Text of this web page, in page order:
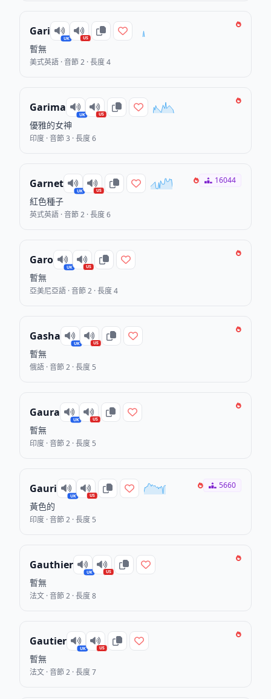
Gari
UK US
暫無
美式英語 · 音節 2 · 長度 4
Garima
UK US
優雅的女神
印度 · 音節 3 · 長度 6
Garnet
UK US
紅色種子
英式英語 · 音節 2 · 長度 6
16044
Garo
UK US
暫無
亞美尼亞語 · 音節 2 · 長度 4
Gasha
UK US
暫無
俄語 · 音節 2 · 長度 5
Gaura
UK US
暫無
印度 · 音節 2 · 長度 5
Gauri
UK US
黃色的
印度 · 音節 2 · 長度 5
5660
Gauthier
UK US
暫無
法文 · 音節 2 · 長度 8
Gautier
UK US
暫無
法文 · 音節 2 · 長度 7